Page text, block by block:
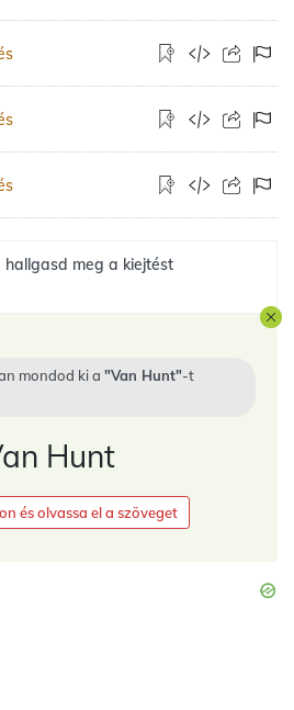
hallgasd meg a kiejtést
mondod ki a Van Hunt -t
Hunt
és olvassa el a szöveget